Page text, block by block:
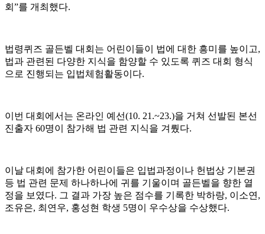
회 ”를 개최했다.
법령퀴즈 골든벨 대회는 어린이들이 법에 대한 흥미를 높이고,
법과 관련된 다양한 지식을 함양할 수 있도록 퀴즈 대회 형식
으로 진행되는 입법체험활동이다.
이번 대회에서는 온라인 예선(10. 21.~23.)을 거쳐 선발된 본선
진출자 60명이 참가해 법 관련 지식을 겨뤘다.
이날 대회에 참가한 어린이들은 입법과정이나 헌법상 기본권
등 법 관련 문제 하나하나에 귀를 기울이며 골든벨을 향한 열
정을 보였다. 그 결과 가장 높은 점수를 기록한 박하랑, 이소연 ,
조유은, 최연우, 홍성현 학생 5명이 우수상을 수상했다.